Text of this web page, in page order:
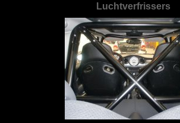
Luchtverfrissers